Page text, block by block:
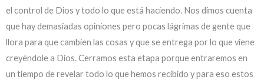
el control de Dios y todo lo que está haciendo. Nos dimos cuenta
que hay demasiadas opiniones pero pocas lágrimas de gente que
llora para que cambien las cosas y que se entrega por lo que viene
creyéndole a Dios. Cerramos esta etapa porque entraremos en
un tiempo de revelar todo lo que hemos recibido y para eso estos